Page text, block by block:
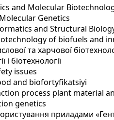
and Molecular
Genetics
and Structural
of biofuels and
та харчової
і біотехнології
issues
and biofortyfikatsiyi
process plant material
genetics
приладами